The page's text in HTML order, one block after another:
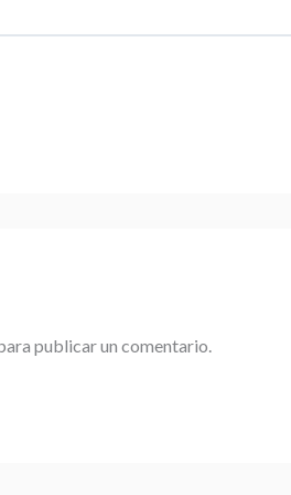
publicar un comentario.